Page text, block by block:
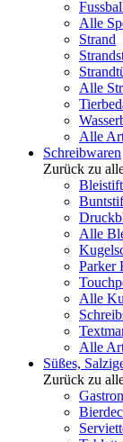
Alle
Strand
Alle
Alle
Schreibwaren
Zurück zu
Alle
Parker
Alle
Alle
Süßes,
Zurück zu